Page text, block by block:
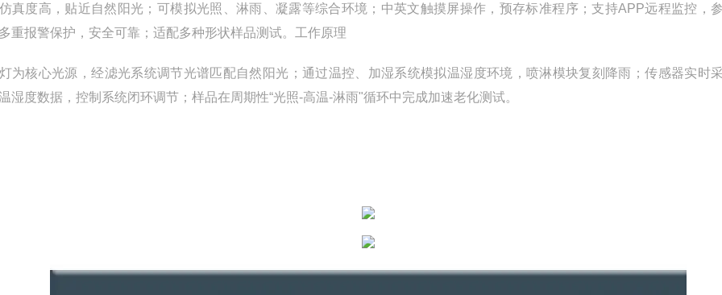
真度高，贴近自然阳光；可模拟光照、淋雨、凝露等综合环境；中英文触摸屏操作，预存标准程序；支持APP远程监控，
重报警保护，安全可靠；适配多种形状样品测试。工作原理
为核心光源，经滤光系统调节光谱匹配自然阳光；通过温控、加湿系统模拟温湿度环境，喷淋模块复刻降雨；传感器实时
湿度数据，控制系统闭环调节；样品在周期性“光照-高温-淋雨"循环中完成加速老化测试。